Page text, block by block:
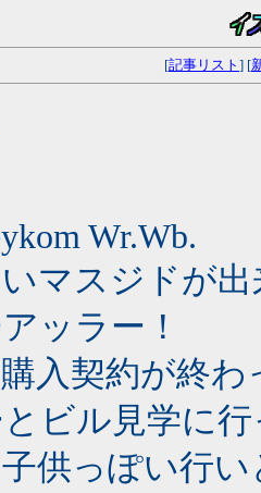
[記事リスト ] [
Wr.Wb.
マスジドが
ッラー！
入契約が終
ビル見学に
供っぽい行